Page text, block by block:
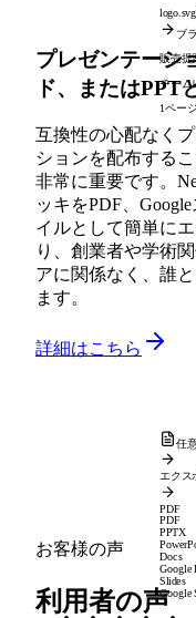
logo.svg
ブ
販売提
チーム
1ペー
プレゼンテーシ
ド、またはPPT
互換性の心配なく
ションを配布する
非常に重要です。
ッキをPDF、
イルとして簡単に
り、創業者や学術
アに関係なく、誰
ます。
詳細はこちら
任
エクス
PDF
PDF
PPTX
Docs
Google
Slides
Google
お客様の声
利用者の声